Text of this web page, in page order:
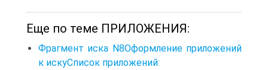
Еще по теме ПРИЛОЖЕНИЯ:
Фрагмент иска N8Оформление приложений
к искуСписок приложений: